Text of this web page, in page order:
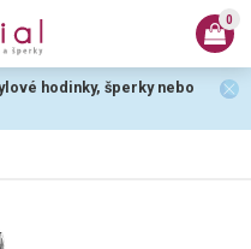
hodinky, šperky nebo
0